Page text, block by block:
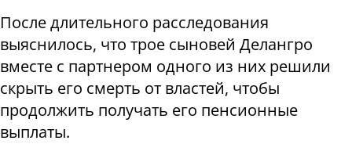
После длительного расследования
выяснилось, что трое сыновей Делангро
вместе с партнером одного из них решили
скрыть его смерть от властей, чтобы
продолжить получать его пенсионные
выплаты.